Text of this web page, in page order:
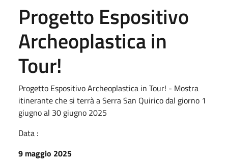
Progetto Espositivo
Archeoplastica in
Tour!
Progetto Espositivo Archeoplastica in Tour! - Mostra
itinerante che si terrà a Serra San Quirico dal giorno 1
giugno al 30 giugno 2025
Data :
9 maggio 2025